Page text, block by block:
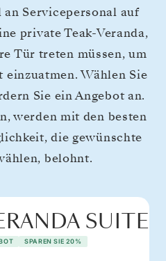
Servicepersonal auf
private Teak-Veranda,
Tür treten müssen, um
Wählen Sie
Sie ein Angebot an.
werden mit den besten
die gewünschte
belohnt.
SUITE
SPAREN SIE 20%